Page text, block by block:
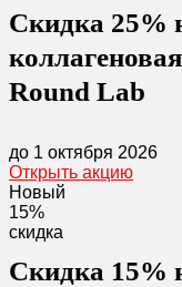
Скидка 25%
Round Lab
до 1 октября 2026
Открыть акцию
Новый
15%
скидка
Скидка 15%